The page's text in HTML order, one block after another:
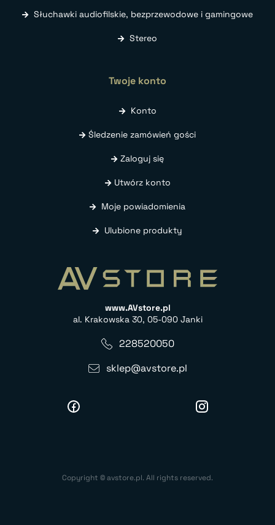
Słuchawki audiofilskie, bezprzewodowe i gamingowe
Stereo
Twoje konto
Konto
Śledzenie zamówień gości
Zaloguj się
Utwórz konto
Moje powiadomienia
Ulubione produkty
www.AVstore.pl
al. Krakowska 30, 05-090 Janki
228520050
sklep@avstore.pl
Copyright © avstore.pl. All rights reserved.